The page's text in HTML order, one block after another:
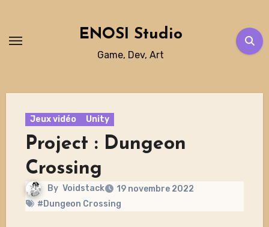
content
ENOSI Studio
Game, Dev, Art
Jeux vidéo Unity
Project : Dungeon
Crossing
By Voidstack
19 novembre 2022
#Dungeon Crossing